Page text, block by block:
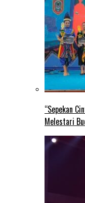
“Sepekan
Melestari